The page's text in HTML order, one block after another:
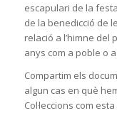
escapulari de la
de la benedicció de
relació a l’himne del
anys com a poble o
Compartim els
algun cas en què
Col·leccions com